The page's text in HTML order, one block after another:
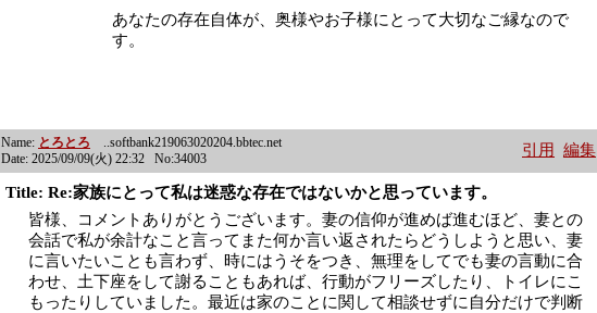
あなたの存在自体が、奥様やお子様にとって大切なご縁なので
す。
Name: とろとろ ..softbank219063020204.bbtec.net
Date: 2025/09/09(火) 22:32 No:34003
引用 編集
Title: Re:家族にとって私は迷惑な存在ではないかと思っています。
皆様、コメントありがとうございます。妻の信仰が進めば進むほど、妻との
会話で私が余計なこと言ってまた何か言い返されたらどうしようと思い、妻
に言いたいことも言わず、時にはうそをつき、無理をしてでも妻の言動に合
わせ、土下座をして謝ることもあれば、行動がフリーズしたり、トイレにこ
もったりしていました。最近は家のことに関して相談せずに自分だけで判断